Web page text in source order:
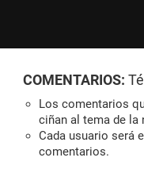
COMENTARIOS:
Los comentarios
ciñan al tema de la
Cada usuario será
comentarios.